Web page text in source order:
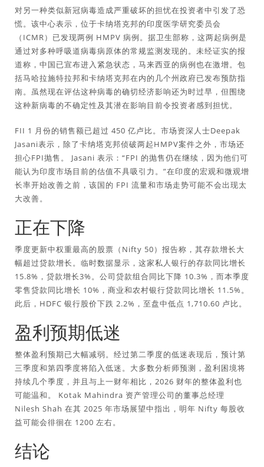
对另一种类似新冠病毒造成严重破坏的担忧在投资者中引发了恐
慌。该中心表示，位于卡纳塔克邦的印度医学研究委员会
（ICMR）已发现两例 HMPV 病例。据卫生部称，这两起病例是
通过对多种呼吸道病毒病原体的常规监测发现的。未经证实的报
道称，中国已宣布进入紧急状态，马来西亚的病例也在激增。包
括马哈拉施特拉邦和卡纳塔克邦在内的几个州政府已发布预防指
南。虽然现在评估这种病毒的确切经济影响还为时过早，但围绕
这种新病毒的不确定性及其潜在影响目前令投资者感到担忧。
FII 1 月份的销售额已超过 450 亿卢比。市场资深人士Deepak
Jasani表示，除了卡纳塔克邦侦破两起HMPV案件之外，市场还
担心FPI抛售。 Jasani 表示：“FPI 的抛售仍在继续，因为他们可
能认为印度市场目前的估值不具吸引力。”在印度的宏观和微观增
长率开始改善之前，该国的 FPI 流量和市场走势可能不会出现太
大改善。
正在下降
季度更新中权重最高的股票（Nifty 50）报告称，其存款增长大
幅超过贷款增长。临时数据显示，这家私人银行的存款同比增长
15.8%，贷款增长3%。公司贷款组合同比下降 10.3%，而本季度
零售贷款同比增长 10%，商业和农村银行贷款同比增长 11.5%。
此后，HDFC 银行股价下跌 2.2%，至盘中低点 1,710.60 卢比。
盈利预期低迷
整体盈利预期已大幅减弱。经过第二季度的低迷表现后，预计第
三季度和第四季度将陷入低迷。大多数分析师预测，盈利困境将
持续几个季度，并且与上一财年相比，2026 财年的整体盈利也
可能温和。 Kotak Mahindra 资产管理公司的董事总经理
Nilesh Shah 在其 2025 年市场展望中指出，明年 Nifty 每股收
益可能会徘徊在 1200 左右。
结论